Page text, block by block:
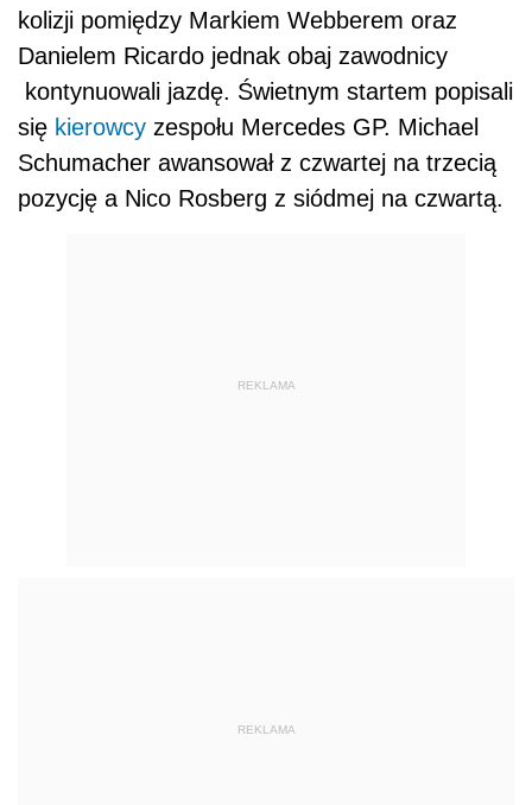
kolizji pomiędzy Markiem Webberem oraz
Danielem Ricardo jednak obaj zawodnicy
kontynuowali jazdę. Świetnym startem popisali
się kierowcy zespołu Mercedes GP. Michael
Schumacher awansował z czwartej na trzecią
pozycję a Nico Rosberg z siódmej na czwartą.
REKLAMA
REKLAMA